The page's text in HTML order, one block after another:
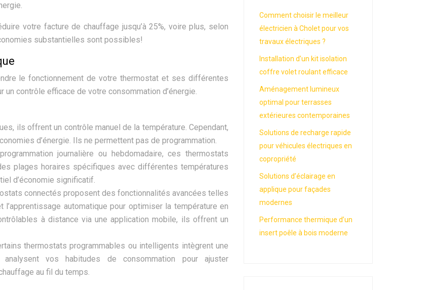
votre facture de chauffage jusqu’à 25%, voire plus, selon
substantielles sont possibles!
le fonctionnement de votre thermostat et ses différentes
contrôle efficace de votre consommation d’énergie.
ils offrent un contrôle manuel de la température. Cependant,
d’énergie. Ils ne permettent pas de programmation.
journalière ou hebdomadaire, ces thermostats
plages horaires spécifiques avec différentes températures
d’économie significatif.
connectés proposent des fonctionnalités avancées telles
automatique pour optimiser la température en
à distance via une application mobile, ils offrent un
thermostats programmables ou intelligents intègrent une
analysent vos habitudes de consommation pour ajuster
au fil du temps.
Comment choisir le meilleur
électricien à Cholet pour vos
travaux électriques ?
Installation d’un kit isolation
coffre volet roulant efficace
Aménagement lumineux
optimal pour terrasses
extérieures contemporaines
Solutions de recharge rapide
pour véhicules électriques en
copropriété
Solutions d’éclairage en
applique pour façades
modernes
Performance thermique d’un
insert poêle à bois moderne